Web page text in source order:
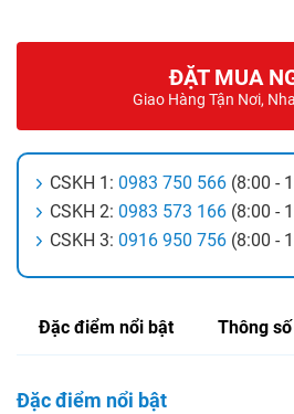
ĐẶT MUA
Giao Hàng Tận Nơi,
CSKH 1: 0983 750 566 (8:00 -
CSKH 2: 0983 573 166 (8:00 -
CSKH 3: 0916 950 756 (8:00 -
Đặc điểm nổi bật Thông
Đặc điểm nổi bật